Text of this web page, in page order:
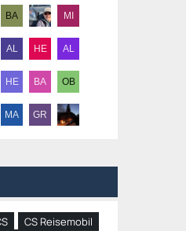
CS Reisemobil